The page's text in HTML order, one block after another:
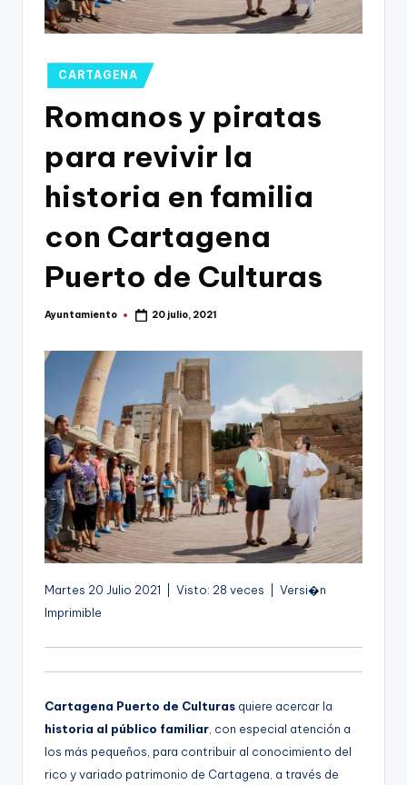
Publicado
en
CARTAGENA
Romanos y piratas
para revivir la
historia en familia
con Cartagena
Puerto de Culturas
Publicado
Ayuntamiento 20 julio, 2021
Martes 20 Julio 2021 | Visto: 28 veces | Versi�n
Imprimible
Cartagena Puerto de Culturas quiere acercar la
historia al público familiar, con especial atención a
los más pequeños, para contribuir al conocimiento del
rico y variado patrimonio de Cartagena, a través de